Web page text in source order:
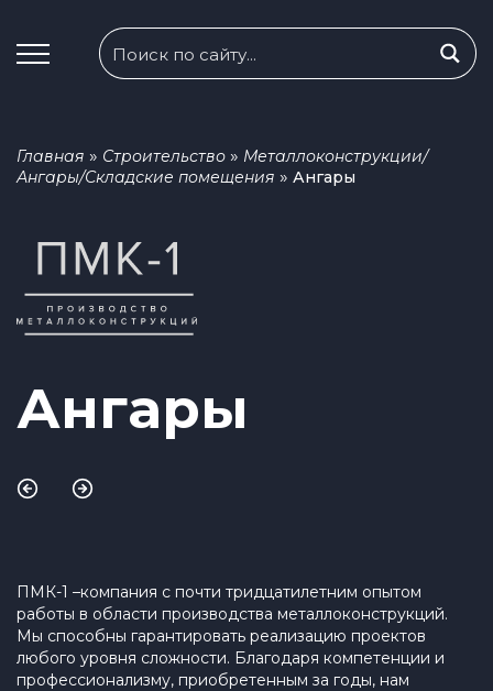
Главная » Строительство » Металлоконструкции/
Ангары/Складские помещения » Ангары
Ангары
ПМК-1 –компания с почти тридцатилетним опытом
работы в области производства металлоконструкций.
Мы способны гарантировать реализацию проектов
любого уровня сложности. Благодаря компетенции и
профессионализму, приобретенным за годы, нам